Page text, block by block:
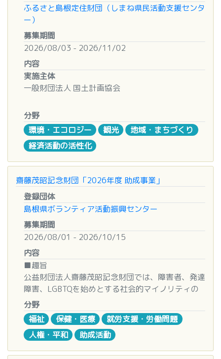
・教育・スポーツ等を通じて国民の心身の健
全な発達に寄与し、又は豊かな人間性を涵養する
ことを目的とする事業
・芸術及び文化の振興を目的とする事業
ご注意下記のような案件は対象外です。
・公益性のない事業、営利を目的とする事業
・人件費、講師謝礼、管理費などの組織運営
・政治、宗教、思想などの目的に偏る団体、
事業
・使途を定めない協賛金等
【助成内容】
選考により決定した助成対象に対し、助成金・奨学
金を授与いたします。
【助成金額
1案件原則300万円を限度とします。
【募集期間（後期）】
2026年10月1日（木）から2026年10月30日
（金）（当財団必着）
【自己負担割合等
自己負担割合について定めはありませんが、申請者
自身の負担もご考慮ください。
また、事業計画段階で、相見積もりを取る等、申請
事業費用を抑えるよう工夫をお願いします。
ふるさと島根定住財団（しまね県民活動支援センタ
ー）
募集期間
2026/08/03 - 2026/11/02
内容
実施主体
一般財団法人 国土計画協会
募集対象事業
①高速道路と地域が相互に連携を図ることによっ
て、高速道路の利用促進と地域活性化につながる等
の事業
②高速道路のSA、PA、IC、スマートIC等を活用し
つながる等の事業
③高速道路等の近隣における「道の駅」や観光施
設、地域資源を活用して、観光客および利用者サー
ビスの向上を図る等の事業
④その他本事業の趣旨（観光まちづくり、観光振
興、地域への誘客促進、地域活性化、地域社会の発
展と向上）にかなう事業
応募対象者
①構成員又は出資者等の構成からみてふさわしいと
認められる公益的団体（協議会、商工会議所、商工
会等。なお、宿泊施設、飲食施設等旅行関連施設の
事業者を構成員とする団体も含む。）（団体名義の
金融機関口座を持っていること。）
②地方公共団体が出資する法人等（第三セクター
分野
環境・エコロジー
観光
地域・まちづくり
経済活動の活性化
齋藤茂昭記念財団「2026年度 助成事業」
登録団体
島根県ボランティア活動振興センター
募集期間
2026/08/01 - 2026/10/15
内容
■趣旨
公益財団法人齋藤茂昭記念財団では、障害者、発達
障害、LGBTQを始めとする社会的マイノリティの
能力発揮とQOL※1（クオリティ・オブ・ライフ）
の向上に関する活動に対する支援、並びに医薬の進
歩、発展及びヘルスケアの邁進に関する活動に対す
る支援のため、以下のような事業に対して助成を行
います。
分野
福祉
保健・医療
就労支援・労働問題
人権・平和
助成活動